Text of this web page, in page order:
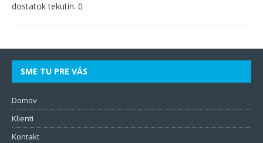
dostatok tekutín. 0
SME TU PRE VÁS
Domov
Klienti
Kontakt